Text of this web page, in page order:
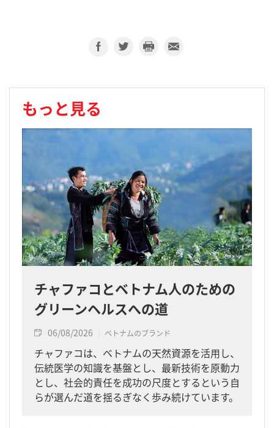
もっと見る
チャファコとベトナム人のための
グリーンヘルスへの道
06/08/2026 ベトナムのブランド
チャファコは、ベトナムの天然資源を活用し、
伝統医学の知識を基盤とし、最新技術を原動力
とし、社会的責任を成功の尺度とするという自
らが選んだ道を揺るぎなく歩み続けています。